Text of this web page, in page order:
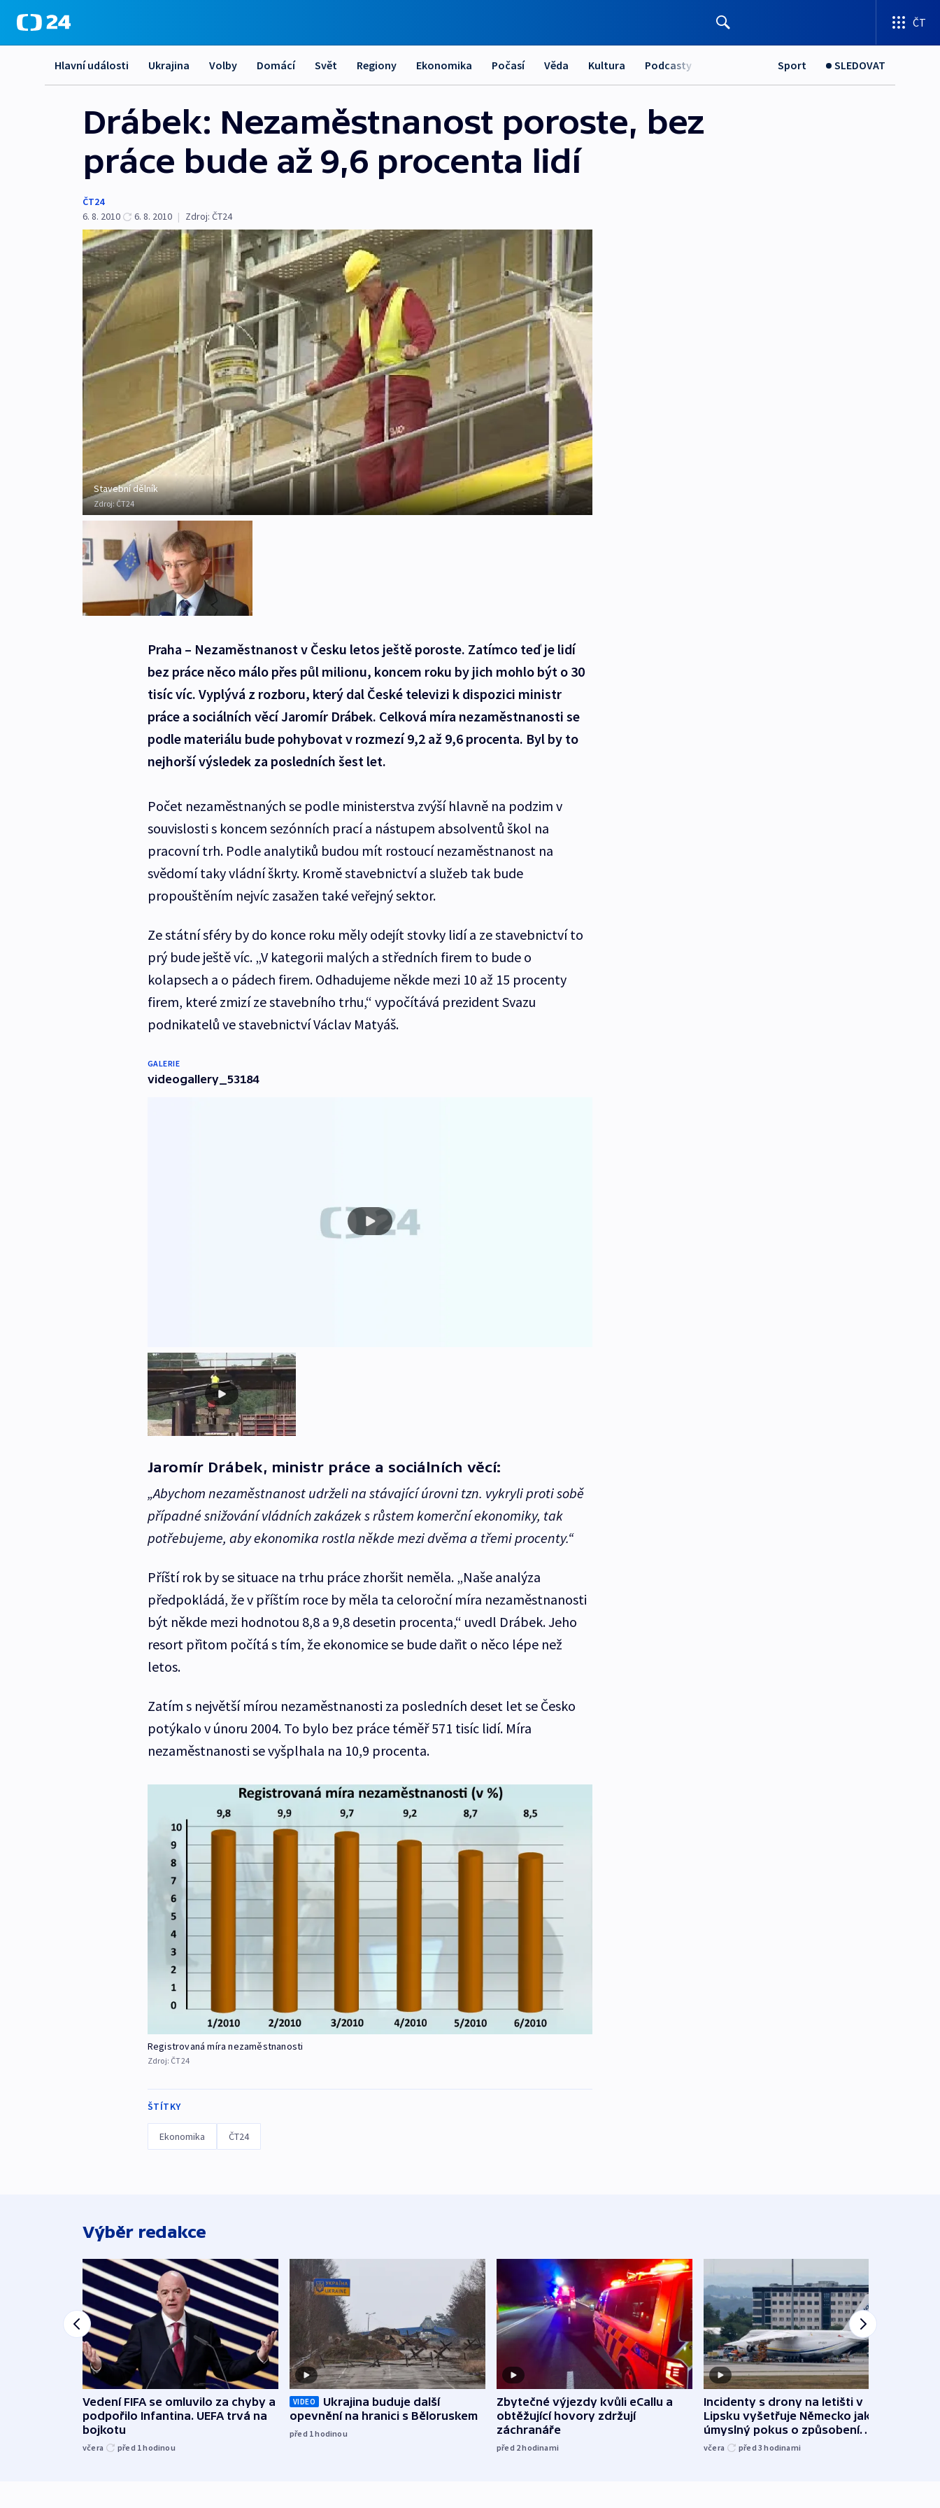
ČT
Hlavní události Ukrajina Volby Domácí Svět Regiony Ekonomika Počasí Věda Kultura Podcasty Sport SLEDOVAT
Drábek: Nezaměstnanost poroste, bez
práce bude až 9,6 procenta lidí
ČT24
6. 8. 2010
6. 8. 2010 | Zdroj: ČT24
Stavební dělník
Zdroj:ČT24
Praha – Nezaměstnanost v Česku letos ještě poroste. Zatímco teď je lidí
bez práce něco málo přes půl milionu, koncem roku by jich mohlo být o 30
tisíc víc. Vyplývá z rozboru, který dal České televizi k dispozici ministr
práce a sociálních věcí Jaromír Drábek. Celková míra nezaměstnanosti se
podle materiálu bude pohybovat v rozmezí 9,2 až 9,6 procenta. Byl by to
nejhorší výsledek za posledních šest let.
Počet nezaměstnaných se podle ministerstva zvýší hlavně na podzim v
souvislosti s koncem sezónních prací a nástupem absolventů škol na
pracovní trh. Podle analytiků budou mít rostoucí nezaměstnanost na
svědomí taky vládní škrty. Kromě stavebnictví a služeb tak bude
propouštěním nejvíc zasažen také veřejný sektor.
Ze státní sféry by do konce roku měly odejít stovky lidí a ze stavebnictví to
prý bude ještě víc. „V kategorii malých a středních firem to bude o
kolapsech a o pádech firem. Odhadujeme někde mezi 10 až 15 procenty
firem, které zmizí ze stavebního trhu,“ vypočítává prezident Svazu
podnikatelů ve stavebnictví Václav Matyáš.
GALERIE
videogallery_53184
Jaromír Drábek, ministr práce a sociálních věcí:
„Abychom nezaměstnanost udrželi na stávající úrovni tzn. vykryli proti sobě
případné snižování vládních zakázek s růstem komerční ekonomiky, tak
potřebujeme, aby ekonomika rostla někde mezi dvěma a třemi procenty.“
Příští rok by se situace na trhu práce zhoršit neměla. „Naše analýza
předpokládá, že v příštím roce by měla ta celoroční míra nezaměstnanosti
být někde mezi hodnotou 8,8 a 9,8 desetin procenta,“ uvedl Drábek. Jeho
resort přitom počítá s tím, že ekonomice se bude dařit o něco lépe než
letos.
Zatím s největší mírou nezaměstnanosti za posledních deset let se Česko
potýkalo v únoru 2004. To bylo bez práce téměř 571 tisíc lidí. Míra
nezaměstnanosti se vyšplhala na 10,9 procenta.
Registrovaná míra nezaměstnanosti
Zdroj: ČT24
ŠTÍTKY
Ekonomika ČT24
Výběr redakce
Vedení FIFA se omluvilo za chyby a
podpořilo Infantina. UEFA trvá na
bojkotu
včera před 1hodinou
VIDEO
Ukrajina buduje další
opevnění na hranici s Běloruskem
před 1hodinou
Zbytečné výjezdy kvůli eCallu a
obtěžující hovory zdržují
záchranáře
před 2hodinami
Incidenty s drony na letišti v
Lipsku vyšetřuje Německo jako
úmyslný pokus o způsobení
exploze
včera před 3hodinami